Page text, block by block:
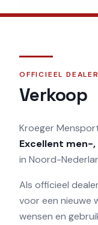
OFFICIEEL DEALER
Verkoop
Kroeger
Excellent men-
in Noord-
Als officieel
voor een nieuwe
wensen en